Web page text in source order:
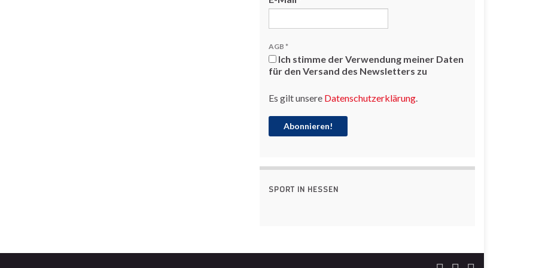
AGB *
Ich stimme der Verwendung meiner Daten
für den Versand des Newsletters zu
Es gilt unsere Datenschutzerklärung.
SPORT IN HESSEN